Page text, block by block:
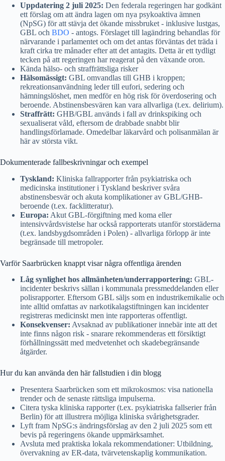
Uppdatering 2 juli 2025: Den federala regeringen har godkänt
ett förslag om att ändra lagen om nya psykoaktiva ämnen
(NpSG) för att stävja det ökande missbruket - inklusive lustgas,
GBL och BDO - antogs. Förslaget till lagändring behandlas för
närvarande i parlamentet och om det antas förväntas det träda i
kraft cirka tre månader efter att det antagits. Detta är ett tydligt
tecken på att regeringen har reagerat på den växande oron.
Kända hälso- och straffrättsliga risker
Hälsomässigt: GBL omvandlas till GHB i kroppen;
rekreationsanvändning leder till eufori, sedering och
hämningslöshet, men medför en hög risk för överdosering och
beroende. Abstinensbesvären kan vara allvarliga (t.ex. delirium).
Straffrätt: GHB/GBL används i fall av drinkspiking och
sexualiserat våld, eftersom de drabbade snabbt blir
handlingsförlamade. Omedelbar läkarvård och polisanmälan är
här av största vikt.
Dokumenterade fallbeskrivningar och exempel
Tyskland: Kliniska fallrapporter från psykiatriska och
medicinska institutioner i Tyskland beskriver svåra
abstinensbesvär och akuta komplikationer av GBL/GHB-
beroende (t.ex. facklitteratur).
Europa: Akut GBL-förgiftning med koma eller
intensivvårdsvistelse har också rapporterats utanför storstäderna
(t.ex. landsbygdsområden i Polen) - allvarliga förlopp är inte
begränsade till metropoler.
Varför Saarbrücken knappt visar några offentliga ärenden
Låg synlighet hos allmänheten/underrapportering: GBL-
incidenter beskrivs sällan i kommunala pressmeddelanden eller
polisrapporter. Eftersom GBL säljs som en industrikemikalie och
inte alltid omfattas av narkotikalagstiftningen kan incidenter
registreras medicinskt men inte rapporteras offentligt.
Konsekvenser: Avsaknad av publikationer innebär inte att det
inte finns någon risk - snarare rekommenderas ett försiktigt
förhållningssätt med medvetenhet och skadebegränsande
åtgärder.
Hur du kan använda den här fallstudien i din blogg
Presentera Saarbrücken som ett mikrokosmos: visa nationella
trender och de senaste rättsliga impulserna.
Citera tyska kliniska rapporter (t.ex. psykiatriska fallserier från
Berlin) för att illustrera möjliga kliniska svårighetsgrader.
Lyft fram NpSG:s ändringsförslag av den 2 juli 2025 som ett
bevis på regeringens ökande uppmärksamhet.
Avsluta med praktiska lokala rekommendationer: Utbildning,
övervakning av ER-data, tvärvetenskaplig kommunikation.